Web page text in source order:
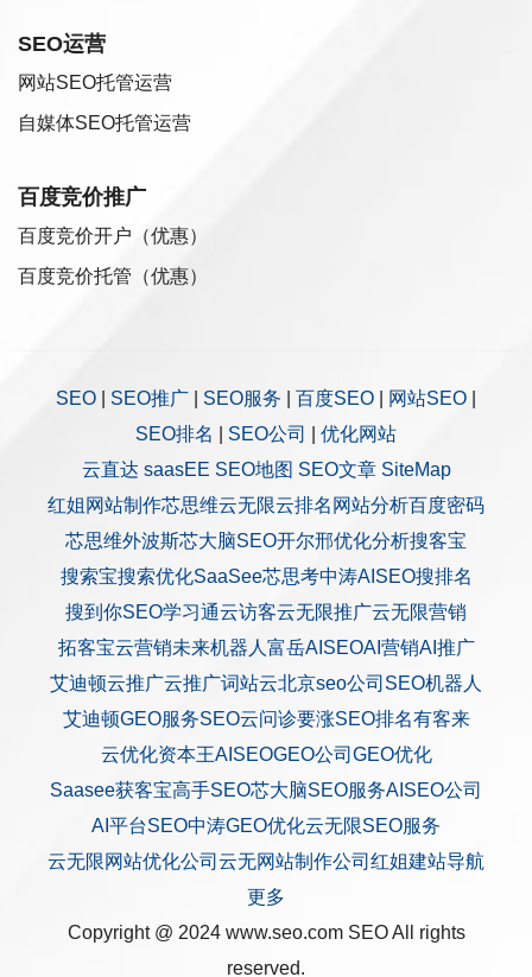
SEO运营
网站SEO托管运营
自媒体SEO托管运营
百度竞价推广
百度竞价开户（优惠）
百度竞价托管（优惠）
SEO SEO推广 SEO服务 百度SEO 网站SEO
SEO排名
SEO公司
优化网站
云直达 saasEE SEO地图 SEO文章 SiteMap
红姐网站制作芯思维云无限云排名 网站分析百度密码
芯思维外波斯芯大脑SEO开尔邢优化分析搜客宝
搜索宝搜索优化SaaSee芯思考中涛AISEO搜排名
搜到你SEO学习通云访客云无限推广云无限营销
拓客宝云营销未来机器人 富岳AISEOAI营销AI推广
艾迪顿云推广云推广词站云北京seo公司 SEO机器人
艾迪顿GEO服务SEO云问诊要涨SEO排名有客来
云优化资本王AISEOGEO公司 GEO优化
Saasee获客宝高手SEO芯大脑SEO服务AISEO公司
AI平台SEO中涛GEO优化云无限SEO服务
云无限网站优化公司 云无网站制作公司 红姐建站导航
更多
Copyright @ 2024 www.seo.com SEOAll rights
reserved.